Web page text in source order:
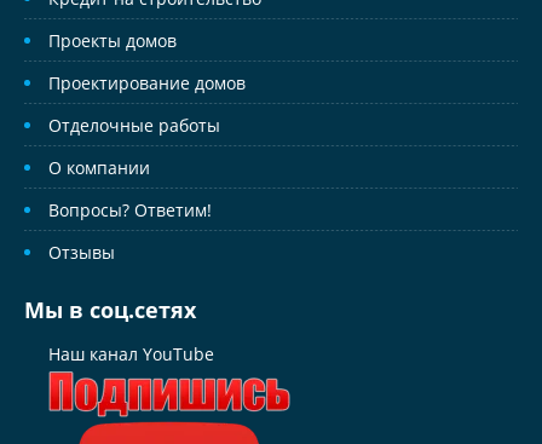
Проекты домов
Проектирование домов
Отделочные работы
О компании
Вопросы? Ответим!
Отзывы
Мы в соц.сетях
Наш канал YouTube